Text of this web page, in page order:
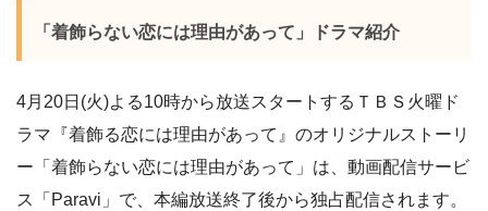
「着飾らない恋には理由があって」ドラマ紹介
4月20日(火)よる10時から放送スタートするＴＢＳ火曜ド
ラマ『着飾る恋には理由があって』のオリジナルストーリ
ー「着飾らない恋には理由があって」は、動画配信サービ
ス「Paravi」で、本編放送終了後から独占配信されます。